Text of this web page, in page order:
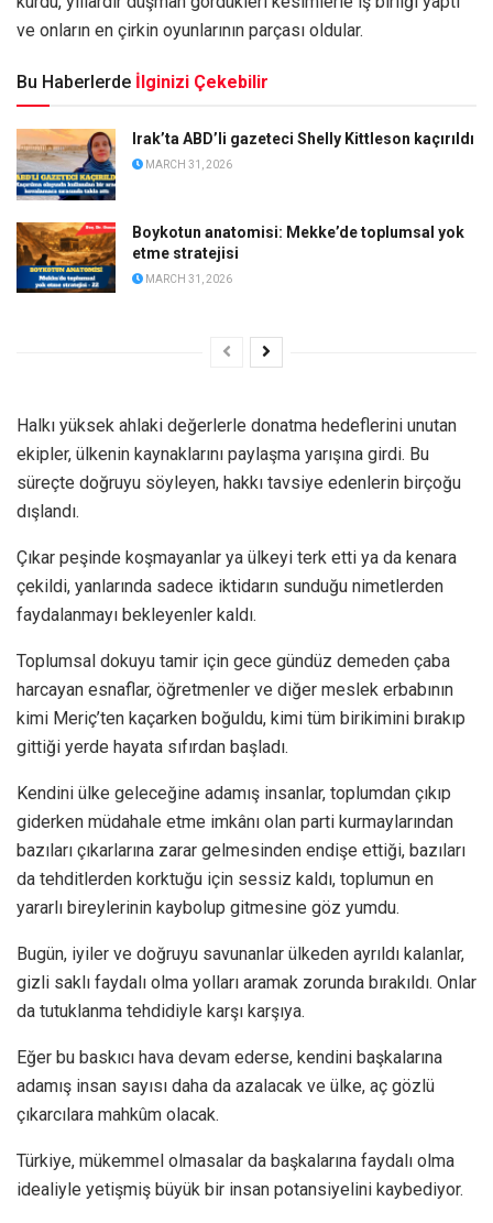
ve onların en çirkin oyunlarının parçası oldular.
Bu Haberlerde İlginizi Çekebilir
Irak’ta ABD’li gazeteci Shelly Kittleson kaçırıldı
MARCH 31, 2026
Boykotun anatomisi: Mekke’de toplumsal yok
etme stratejisi
MARCH 31, 2026
Halkı yüksek ahlaki değerlerle donatma hedeflerini unutan
ekipler, ülkenin kaynaklarını paylaşma yarışına girdi. Bu
süreçte doğruyu söyleyen, hakkı tavsiye edenlerin birçoğu
dışlandı.
Çıkar peşinde koşmayanlar ya ülkeyi terk etti ya da kenara
çekildi, yanlarında sadece iktidarın sunduğu nimetlerden
faydalanmayı bekleyenler kaldı.
Toplumsal dokuyu tamir için gece gündüz demeden çaba
harcayan esnaflar, öğretmenler ve diğer meslek erbabının
kimi Meriç’ten kaçarken boğuldu, kimi tüm birikimini bırakıp
gittiği yerde hayata sıfırdan başladı.
Kendini ülke geleceğine adamış insanlar, toplumdan çıkıp
giderken müdahale etme imkânı olan parti kurmaylarından
bazıları çıkarlarına zarar gelmesinden endişe ettiği, bazıları
da tehditlerden korktuğu için sessiz kaldı, toplumun en
yararlı bireylerinin kaybolup gitmesine göz yumdu.
Bugün, iyiler ve doğruyu savunanlar ülkeden ayrıldı kalanlar,
gizli saklı faydalı olma yolları aramak zorunda bırakıldı. Onlar
da tutuklanma tehdidiyle karşı karşıya.
Eğer bu baskıcı hava devam ederse, kendini başkalarına
adamış insan sayısı daha da azalacak ve ülke, aç gözlü
çıkarcılara mahkûm olacak.
Türkiye, mükemmel olmasalar da başkalarına faydalı olma
idealiyle yetişmiş büyük bir insan potansiyelini kaybediyor.